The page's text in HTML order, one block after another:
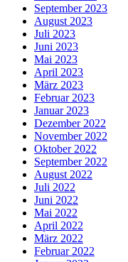
September 2023
August 2023
Juli 2023
Juni 2023
Mai 2023
April 2023
März 2023
Februar 2023
Januar 2023
Dezember 2022
November 2022
Oktober 2022
September 2022
August 2022
Juli 2022
Juni 2022
Mai 2022
April 2022
März 2022
Februar 2022